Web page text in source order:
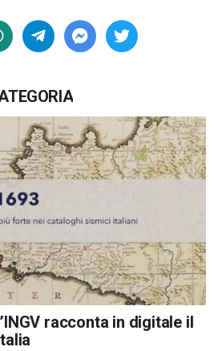
racconta in digitale il